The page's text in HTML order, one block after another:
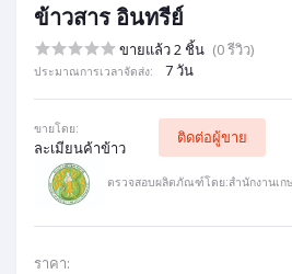
ข้าวสาร อินทรีย์
ขายแล้ว 2 ชิ้น (0 รีวิว)
ประมาณการเวลาจัดส่ง: 7 วัน
ขายโดย:
ละเมียนค้าข้าว
ติดต่อผู้ขาย
ตรวจสอบผลิตภัณฑ์โดย:สำนักงานเ
ราคา: